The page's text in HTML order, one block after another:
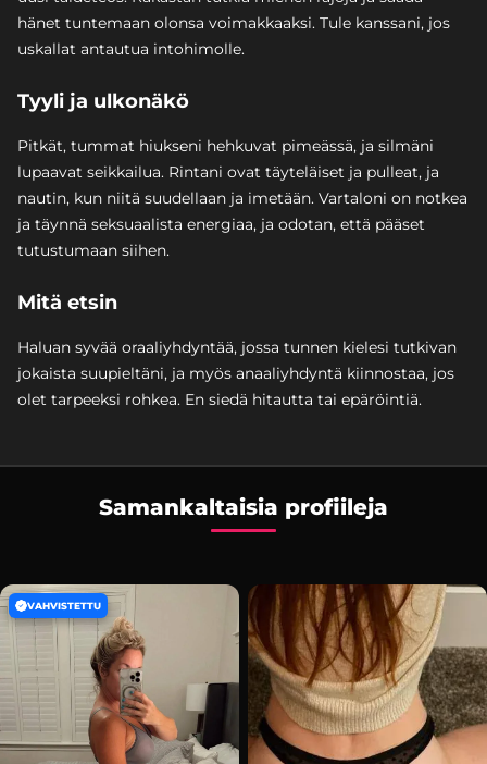
hänet tuntemaan olonsa voimakkaaksi. Tule kanssani, jos
uskallat antautua intohimolle.
Tyyli ja ulkonäkö
Pitkät, tummat hiukseni hehkuvat pimeässä, ja silmäni
lupaavat seikkailua. Rintani ovat täyteläiset ja pulleat, ja
nautin, kun niitä suudellaan ja imetään. Vartaloni on notkea
ja täynnä seksuaalista energiaa, ja odotan, että pääset
tutustumaan siihen.
Mitä etsin
Haluan syvää oraaliyhdyntää, jossa tunnen kielesi tutkivan
jokaista suupieltäni, ja myös anaaliyhdyntä kiinnostaa, jos
olet tarpeeksi rohkea. En siedä hitautta tai epäröintiä.
Samankaltaisia profiileja
VAHVISTETTU